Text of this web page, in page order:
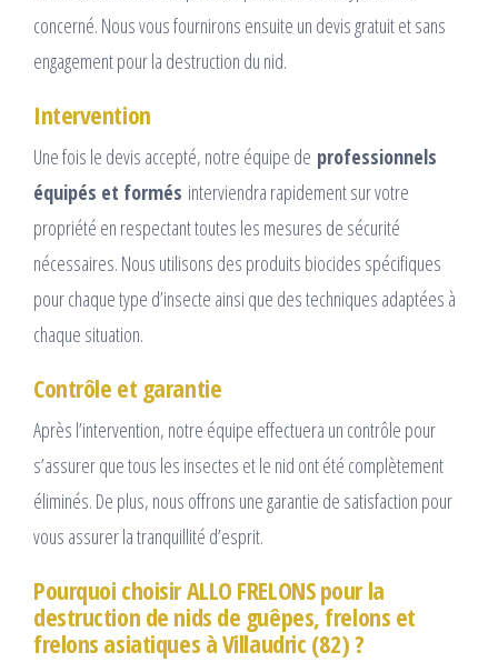
concerné. Nous vous fournirons ensuite un devis gratuit et sans
engagement pour la destruction du nid.
Intervention
Une fois le devis accepté, notre équipe de professionnels
équipés et formés interviendra rapidement sur votre
propriété en respectant toutes les mesures de sécurité
nécessaires. Nous utilisons des produits biocides spécifiques
pour chaque type d’insecte ainsi que des techniques adaptées à
chaque situation.
Contrôle et garantie
Après l’intervention, notre équipe effectuera un contrôle pour
s’assurer que tous les insectes et le nid ont été complètement
éliminés. De plus, nous offrons une garantie de satisfaction pour
vous assurer la tranquillité d’esprit.
Pourquoi choisir ALLO FRELONS pour la
destruction de nids de guêpes, frelons et
frelons asiatiques à Villaudric (82) ?